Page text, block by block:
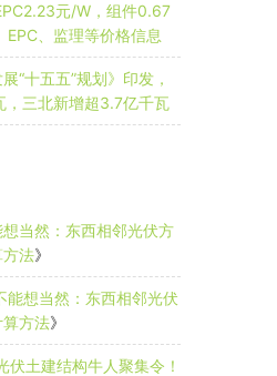
元/W，组件0.67
、监理等价格信息
“十五五”规划》印发，
，三北新增超3.7亿千瓦
当然：东西相邻光伏方
法》
能想当然：东西相邻光伏
方法》
伏土建结构牛人聚集令！